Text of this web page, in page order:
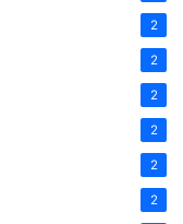
2
2
2
2
2
2